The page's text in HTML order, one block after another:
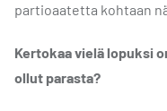
partioaatetta kohtaan
Kertokaa vielä lopuksi
ollut parasta?